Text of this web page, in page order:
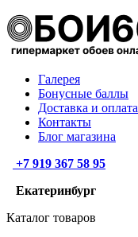
Галерея
Бонусные баллы
Доставка и оплата
Контакты
Блог магазина
+7 919 367 58 95
Екатеринбург
Каталог товаров